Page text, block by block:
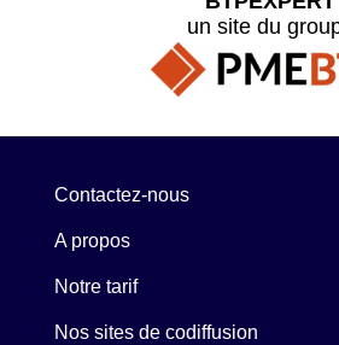
un site du
Contactez-nous
A propos
Notre tarif
Nos sites de codiffusion